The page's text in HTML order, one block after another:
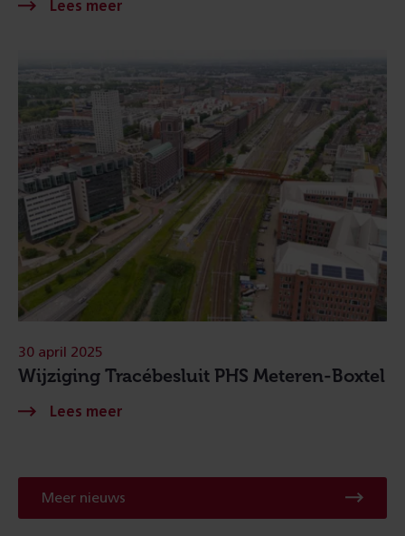
Wijziging Tracébesluit PHS Meteren-Boxtel
30 april 2025
Meer nieuws